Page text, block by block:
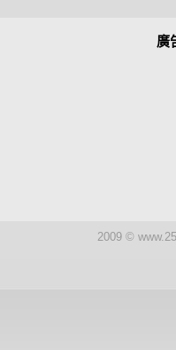
廣
2009 ©